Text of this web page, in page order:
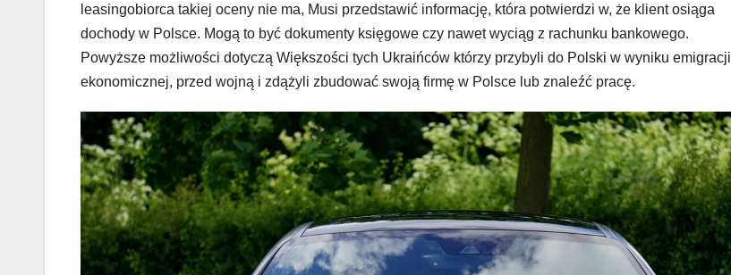
leasingobiorca takiej oceny nie ma, Musi przedstawić informację, która potwierdzi w, że klient osiąga
dochody w Polsce. Mogą to być dokumenty księgowe czy nawet wyciąg z rachunku bankowego.
Powyższe możliwości dotyczą Większości tych Ukraińców którzy przybyli do Polski w wyniku emigracji
ekonomicznej, przed wojną i zdążyli zbudować swoją firmę w Polsce lub znaleźć pracę.